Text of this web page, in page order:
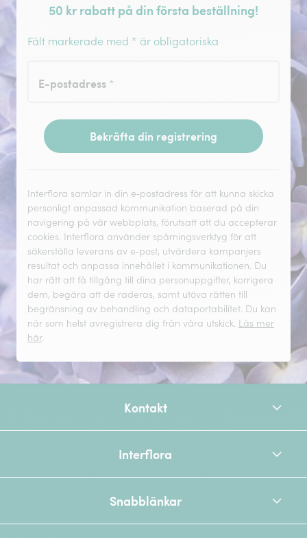
50 kr rabatt på din första beställning!
Fält markerade med * är obligatoriska
E-postadress *
Bekräfta din registrering
Interflora samlar in din e‑postadress för att kunna skicka
personligt anpassad kommunikation baserad på din
navigering på vår webbplats, förutsatt att du accepterar
cookies. Interflora använder spårningsverktyg för att
säkerställa leverans av e‑post, utvärdera kampanjers
resultat och anpassa innehållet i kommunikationen. Du
har rätt att få tillgång till dina personuppgifter, korrigera
dem, begära att de raderas, samt utöva rätten till
begränsning av behandling och dataportabilitet. Du kan
när som helst avregistrera dig från våra utskick. Läs mer
här.
Kontakt
Interflora
Snabblänkar